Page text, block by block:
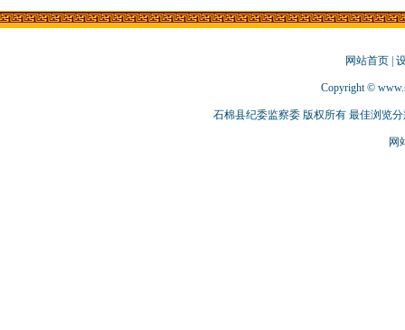
网站首页
Copyright ©
石棉县纪委监察委 版权所有 最佳浏览
网